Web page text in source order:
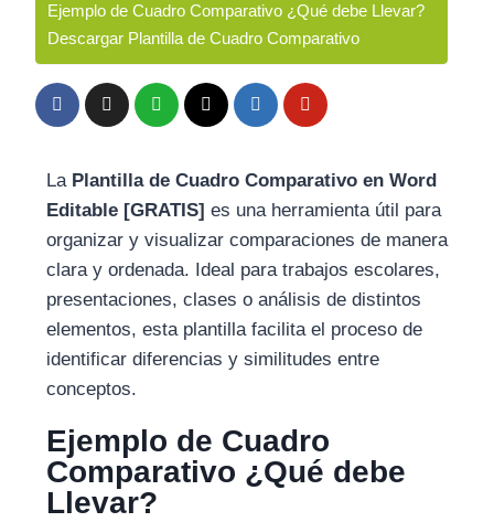
Ejemplo de Cuadro Comparativo ¿Qué debe Llevar?
Descargar Plantilla de Cuadro Comparativo
La Plantilla de Cuadro Comparativo en Word
Editable [GRATIS] es una herramienta útil para
organizar y visualizar comparaciones de manera
clara y ordenada. Ideal para trabajos escolares,
presentaciones, clases o análisis de distintos
elementos, esta plantilla facilita el proceso de
identificar diferencias y similitudes entre
conceptos.
Ejemplo de Cuadro
Comparativo ¿Qué debe
Llevar?